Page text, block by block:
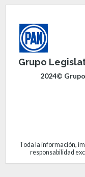
Grupo
2024©
Toda la información,
responsabilidad